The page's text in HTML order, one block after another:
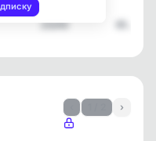
23243
›